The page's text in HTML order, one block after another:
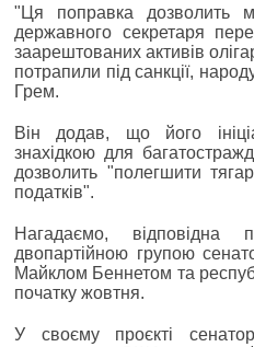
"Ця поправка дозволить
державного секретаря
заарештованих активів
потрапили під санкції,
Грем.
Він додав, що його
знахідкою для
дозволить "полегшити
податків".
Нагадаємо, відповідна
двопартійною групою
Майклом Беннетом та
початку жовтня.
У своєму проєкті